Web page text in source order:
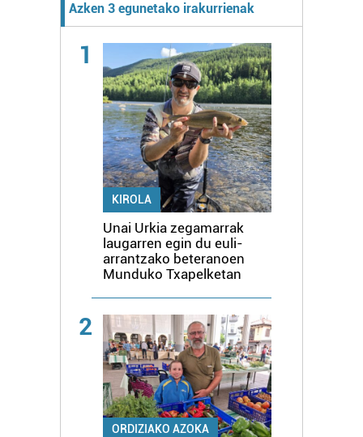
Azken 3 egunetako irakurrienak
1
KIROLA
Unai Urkia zegamarrak
laugarren egin du euli-
arrantzako beteranoen
Munduko Txapelketan
2
ORDIZIAKO AZOKA